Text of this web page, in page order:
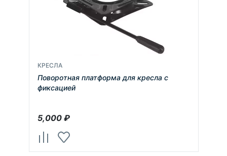
КРЕСЛА
Поворотная платформа для кресла с
фиксацией
5,000₽